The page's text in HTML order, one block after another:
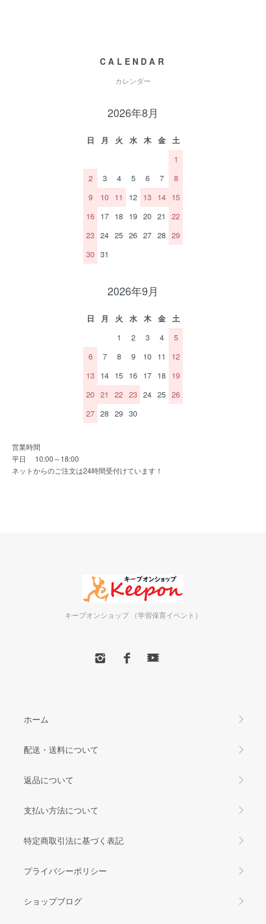
CALENDAR
カレンダー
2026年8月
日 月 火 水 木 金
土
1
2
3 4 5 6 7
8
9
10 11 12 13 14 15
16 17 18 19 20 21
22
23 24 25 26 27 28 29
30 31
2026年9月
日 月 火 水 木 金
土
1
2 3 4
5
6
7 8 9 10 11
12
13 14 15 16 17 18 19
20 21 22 23 24 25 26
27 28 29 30
営業時間
平日 10:00～18:00
ネットからのご注文は24時間受付けています！
キープオンショップ （学習保育イベント）
ホーム
配送・送料について
返品について
支払い方法について
特定商取引法に基づく表記
プライバシーポリシー
ショップブログ